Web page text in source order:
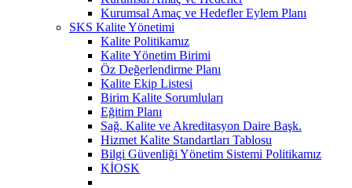
Kurumsal Amaç ve Hedefler Eylem Planı
SKS Kalite Yönetimi
Kalite Politikamız
Kalite Yönetim Birimi
Öz Değerlendirme Planı
Kalite Ekip Listesi
Birim Kalite Sorumluları
Eğitim Planı
Sağ. Kalite ve Akreditasyon Daire Başk.
Hizmet Kalite Standartları Tablosu
Bilgi Güvenliği Yönetim Sistemi Politikamız
KİOSK